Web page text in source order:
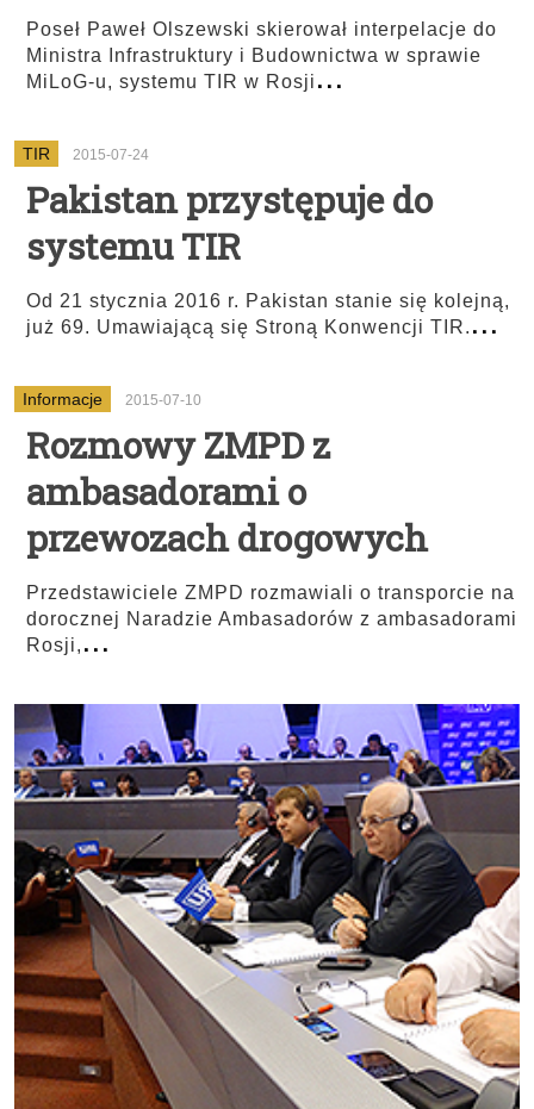
Poseł Paweł Olszewski skierował interpelacje do
Ministra Infrastruktury i Budownictwa w sprawie
MiLoG-u, systemu TIR w Rosji ...
TIR 2015-07-24
Pakistan przystępuje do
systemu TIR
Od 21 stycznia 2016 r. Pakistan stanie się kolejną,
już 69. Umawiającą się Stroną Konwencji TIR. ...
Informacje 2015-07-10
Rozmowy ZMPD z
ambasadorami o
przewozach drogowych
Przedstawiciele ZMPD rozmawiali o transporcie na
dorocznej Naradzie Ambasadorów z ambasadorami
Rosji,...